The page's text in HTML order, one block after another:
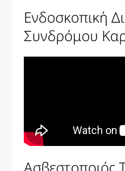
Ενδοσκοπική
Συνδρόμου
Ασβεστοποιός